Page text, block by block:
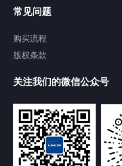
Chiller气体控温系统
AES系列热流仪
AET系列气体快速
常见问题
购买流程
版权条款
关注我们的微信公众号